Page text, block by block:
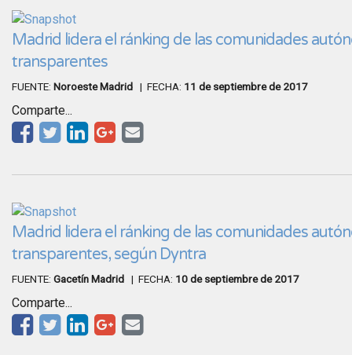
Madrid lidera el ránking de las comunidades
transparentes
FUENTE: Noroeste Madrid | FECHA: 11 de septiembre de 2017
Comparte...
Madrid lidera el ránking de las comunidades
transparentes, según Dyntra
FUENTE: Gacetín Madrid | FECHA: 10 de septiembre de 2017
Comparte...